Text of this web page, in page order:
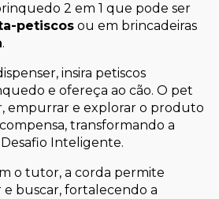
2 em 1 que pode ser
petiscos ou em brincadeiras
.
insira petiscos
e ofereça ao cão. O pet
empurrar e explorar o produto
transformando a
Inteligente.
o tutor, a corda permite
buscar, fortalecendo a